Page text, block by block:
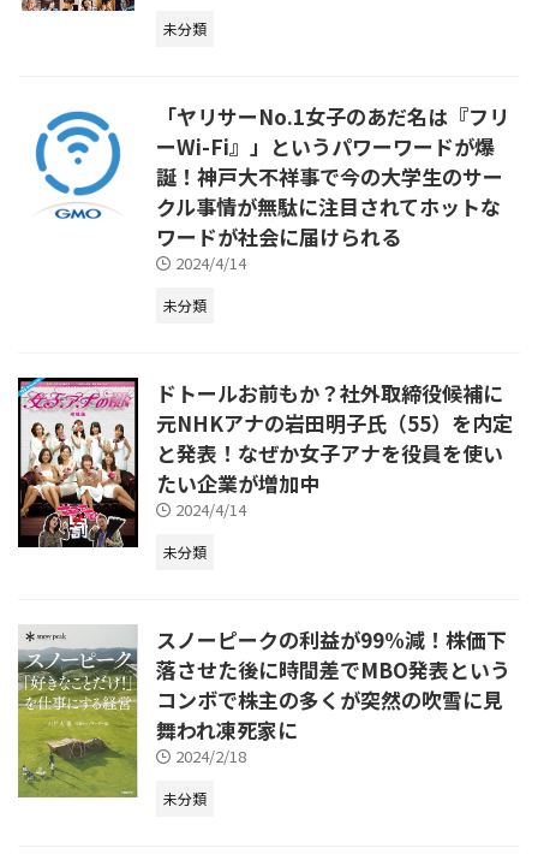
未分類
「ヤリサーNo.1女子のあだ名は『フリ
ーWi-Fi』」というパワーワードが爆
誕！神戸大不祥事で今の大学生のサー
クル事情が無駄に注目されてホットな
ワードが社会に届けられる
2024/4/14
未分類
ドトールお前もか？社外取締役候補に
元NHKアナの岩田明子氏（55）を内定
と発表！なぜか女子アナを役員を使い
たい企業が増加中
2024/4/14
未分類
スノーピークの利益が99%減！株価下
落させた後に時間差でMBO発表という
コンボで株主の多くが突然の吹雪に見
舞われ凍死家に
2024/2/18
未分類